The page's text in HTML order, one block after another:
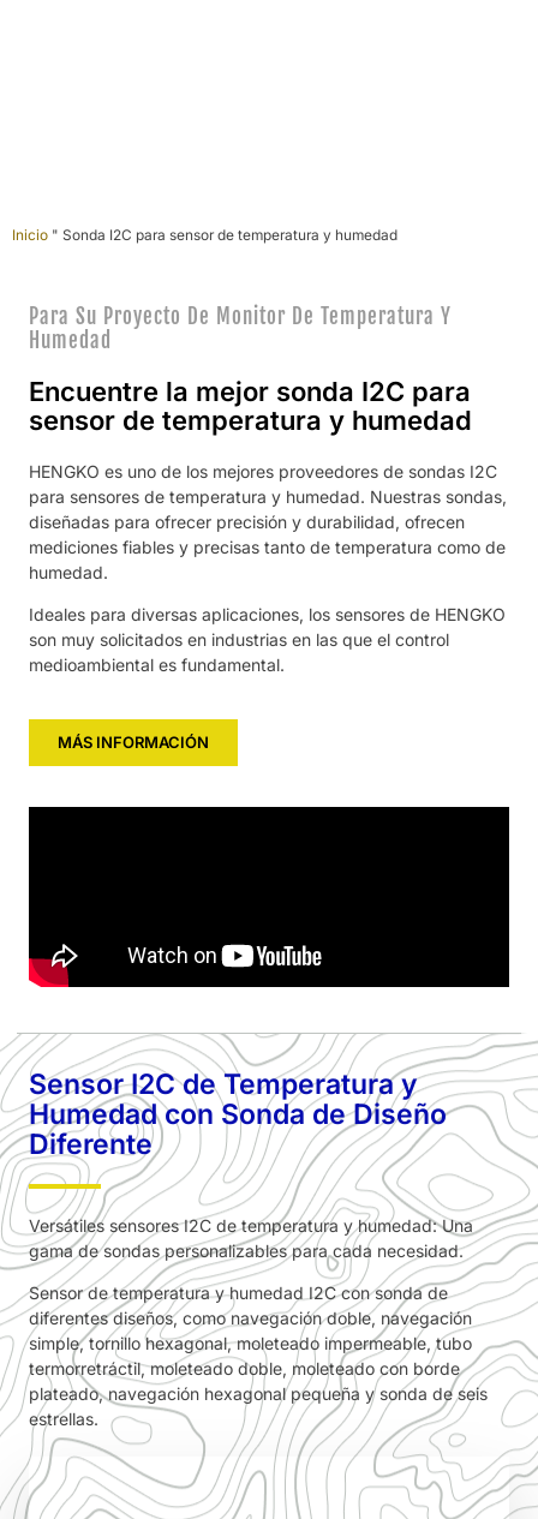
Inicio " Sonda I2C para sensor de temperatura y humedad
Para Su Proyecto De Monitor De Temperatura Y
Humedad
Encuentre la mejor sonda I2C para
sensor de temperatura y humedad
HENGKO es uno de los mejores proveedores de sondas I2C
para sensores de temperatura y humedad. Nuestras sondas,
diseñadas para ofrecer precisión y durabilidad, ofrecen
mediciones fiables y precisas tanto de temperatura como de
humedad.
Ideales para diversas aplicaciones, los sensores de HENGKO
son muy solicitados en industrias en las que el control
medioambiental es fundamental.
MÁS INFORMACIÓN
Sensor I2C de Temperatura y
Humedad con Sonda de Diseño
Diferente
Versátiles sensores I2C de temperatura y humedad: Una
gama de sondas personalizables para cada necesidad.
Sensor de temperatura y humedad I2C con sonda de
diferentes diseños, como navegación doble, navegación
simple, tornillo hexagonal, moleteado impermeable, tubo
termorretráctil, moleteado doble, moleteado con borde
plateado, navegación hexagonal pequeña y sonda de seis
estrellas.